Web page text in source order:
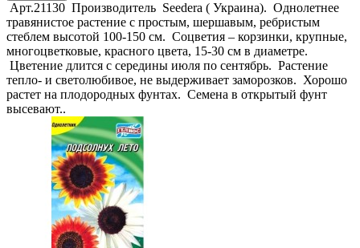
Арт.21130 Производитель Seedera ( Украина). Однолетнее
травянистое растение с простым, шершавым, ребристым
стеблем высотой 100-150 см. Соцветия – корзинки, крупные,
многоцветковые, красного цвета, 15-30 см в диаметре.
Цветение длится с середины июля по сентябрь. Растение
тепло- и светолюбивое, не выдерживает заморозков. Хорошо
растет на плодородных фунтах. Семена в открытый фунт
высевают..